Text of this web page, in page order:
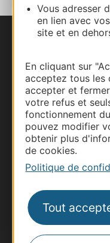
Vous adresser
en lien avec
site et en
En cliquant sur
acceptez tous les
accepter et
votre refus et
fonctionnement
pouvez modifier
obtenir plus
de cookies.
Politique de
Tout
Carte